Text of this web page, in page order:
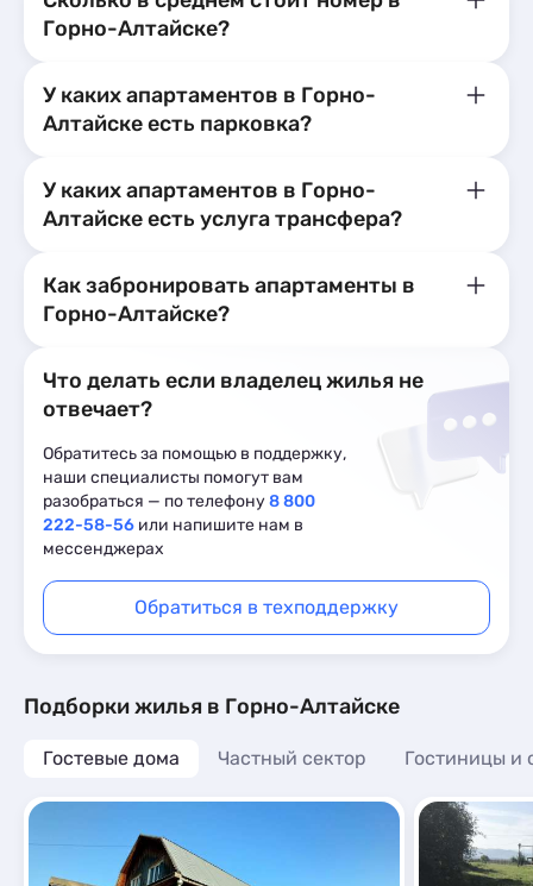
Горно-Алтайске?
У каких апартаментов в Горно-
Алтайске есть парковка?
У каких апартаментов в Горно-
Алтайске есть услуга трансфера?
Как забронировать апартаменты в
Горно-Алтайске?
Что делать если владелец жилья не
отвечает?
Обратитесь за помощью в поддержку,
наши специалисты помогут вам
разобраться — по телефону8 800
222-58-56 или напишите нам в
мессенджерах
Обратиться в техподдержку
Подборки жилья в Горно-Алтайске
Гостевые дома Частный сектор Гостиницы и